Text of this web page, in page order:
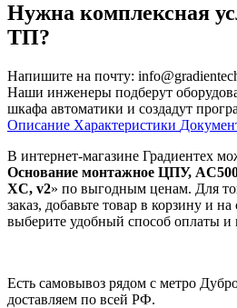
Нужна комплексная
ТП?
Напишите на почту:
Наши инженеры подберут
шкафа автоматики и создадут
Описание Характеристики
В интернет-магазине Градиентех
Основание монтажное ЦПУ,
XC, v2» по выгодным ценам. Для
заказ, добавьте товар в корзину и
выберите удобный способ оплаты и
Есть самовывоз рядом с метро
доставляем по всей РФ.